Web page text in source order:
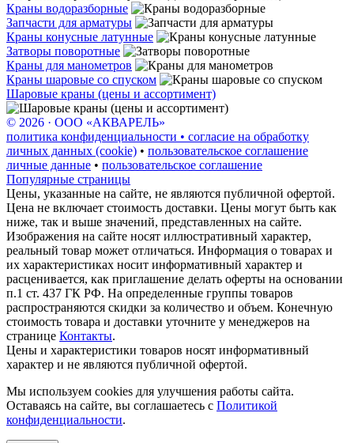
Краны водоразборные
Запчасти для арматуры
Краны конусные латунные
Затворы поворотные
Краны для манометров
Краны шаровые со спуском
Шаровые краны (цены и ассортимент)
© 2026 · ООО «АКВАРЕЛЬ»
политика конфиденциальности • согласие на обработку
личных данных (cookie) • пользовательское соглашение
личные данные • пользовательское соглашение
Популярные страницы
Цены, указанные на сайте, не являются публичной офертой.
Цена не включает стоимость доставки. Цены могут быть как
ниже, так и выше значений, представленных на сайте.
Изображения на сайте носят иллюстративный характер,
реальный товар может отличаться. Информация о товарах и
их характеристиках носит информативный характер и
расценивается, как приглашение делать оферты на основании
п.1 ст. 437 ГК РФ. На определенные группы товаров
распространяются скидки за количество и объем. Конечную
стоимость товара и доставки уточните у менеджеров на
странице Контакты.
Цены и характеристики товаров носят информативный
характер и не являются публичной офертой.
Мы используем cookies для улучшения работы сайта.
Оставаясь на сайте, вы соглашаетесь с Политикой
конфиденциальности.